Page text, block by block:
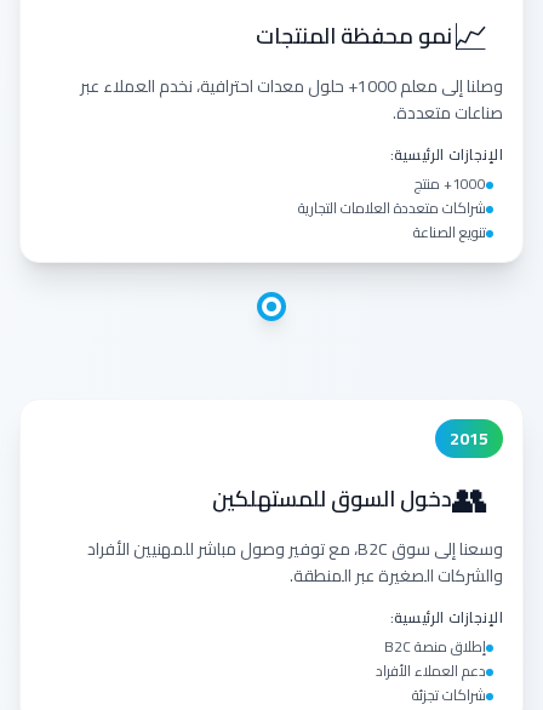
📈نمو محفظة المنتجات
وصلنا إلى معلم 1000+ حلول معدات احترافية، نخدم العملاء عبر
صناعات متعددة.
الإنجازات الرئيسية:
1000+ منتج
شراكات متعددة العلامات التجارية
تنويع الصناعة
2015
👥دخول السوق للمستهلكين
وسعنا إلى سوق B2C، مع توفير وصول مباشر للمهنيين الأفراد
والشركات الصغيرة عبر المنطقة.
الإنجازات الرئيسية:
إطلاق منصة B2C
دعم العملاء الأفراد
شراكات تجزئة